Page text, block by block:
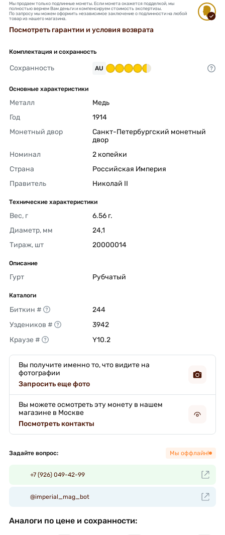
Мы продаем только подлинные монеты. Если монета окажется подделкой, мы
полностью вернем Вам деньги и компенсируем стоимость экспертизы.
По запросу мы можем оформить независимое заключение о подлинности на любой
товар из нашего магазина.
Посмотреть гарантии и условия возврата
Комплектация и сохранность
Сохранность AU
Основные характеристики
Металл
Медь
Год
1914
Монетный двор
Санкт-Петербургский монетный
двор
Номинал
2 копейки
Страна
Российская Империя
Правитель
Николай II
Технические характеристики
Вес, г
6.56 г.
Диаметр, мм
24,1
Тираж, шт
20000014
Описание
Гурт Рубчатый
Каталоги
Биткин #
244
Уздеников #
3942
Краузе #
Y10.2
Вы получите именно то, что видите на
фотографии
Запросить еще фото
Вы можете осмотреть эту монету в нашем
магазине в Москве
Посмотреть контакты
Задайте вопрос: Мы оффлайн!
+7 (926) 049-42-99
@imperial_mag_bot
Аналоги по цене и сохранности: